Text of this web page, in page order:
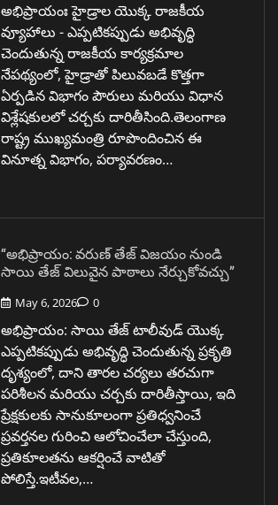
అభిప్రాయంః హైడ్రాల యొక్క రాజకీయ
వ్యూహాలు - ఎప్పటికప్పుడు అభివృద్ధి
చెందుతున్న రాజకీయ కార్యక్రమాల
నేపథ్యంలో, హైడ్రాతో పిలువబడే కొత్తగా
ఏర్పడిన విభాగం పౌరులు మరియు విధాన
విశ్లేషకులలో చర్చకు దారితీసింది.తెలంగాణ
రాష్ట్ర ముఖ్యమంత్రి రూపొందించిన ఈ
వినూత్న విభాగం, పర్యావరణం…
“అభిప్రాయం: వరుణ్ తేజ్ విజయం నుండి
సాయి తేజ్ విలువైన పాఠాలు నేర్చుకోవచ్చు”
May 6, 2026 0
అభిప్రాయం: సాయి తేజ్ టాలీవుడ్ యొక్క
ఎప్పటికప్పుడు అభివృద్ధి చెందుతున్న ప్రకృతి
దృశ్యంలో, దాని తారల చర్యలు తరచుగా
పరిశీలన మరియు చర్చకు దారితీస్తాయి, ఇది
ప్రేక్షకులకు సానుకూలంగా ప్రతిధ్వనించే
ప్రవర్తనల గురించి ఆలోచించేలా చేస్తుంది,
ప్రతికూలతను ఆకర్షించే వాటితో
పోలిస్తే.ఇటీవల,…